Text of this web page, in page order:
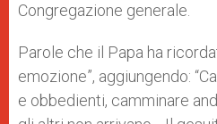
Congregazione generale.
Parole che il Papa ha
emozione”, aggiungendo:
e obbedienti, camminare